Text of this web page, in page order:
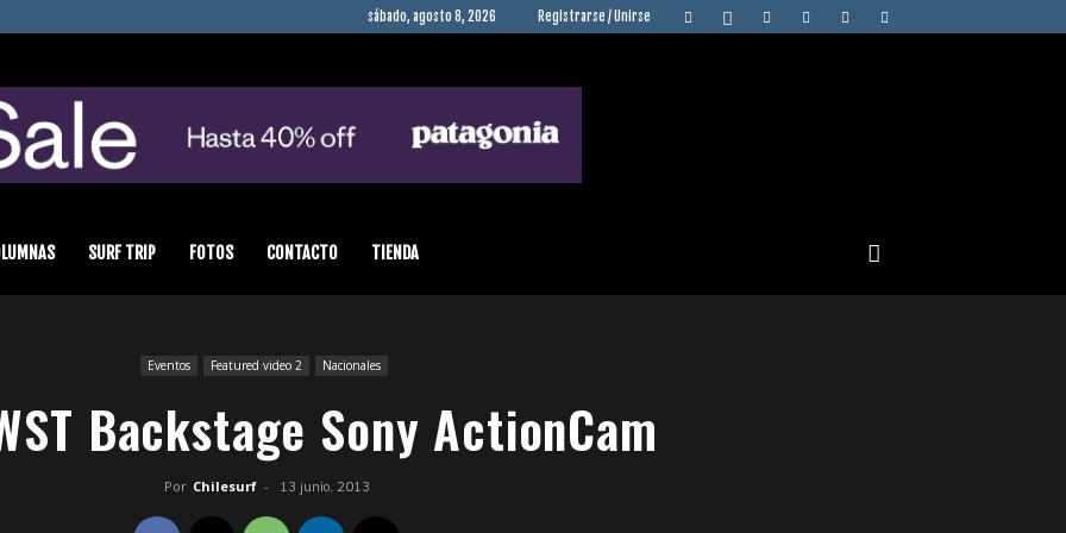
sábado, agosto 8, 2026 Registrarse / Unirse
SURF TRIP FOTOS CONTACTO TIENDA
Eventos Featured video 2 Nacionales
Backstage Sony ActionCam
Por Chilesurf - 13 junio, 2013